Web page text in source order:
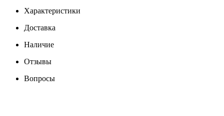
Характеристики
Доставка
Наличие
Отзывы
Вопросы